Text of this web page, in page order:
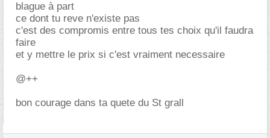
blague à part
ce dont tu reve n'existe pas
c'est des compromis entre tous tes choix qu'il faudra
faire
et y mettre le prix si c'est vraiment necessaire
@++
bon courage dans ta quete du St grall